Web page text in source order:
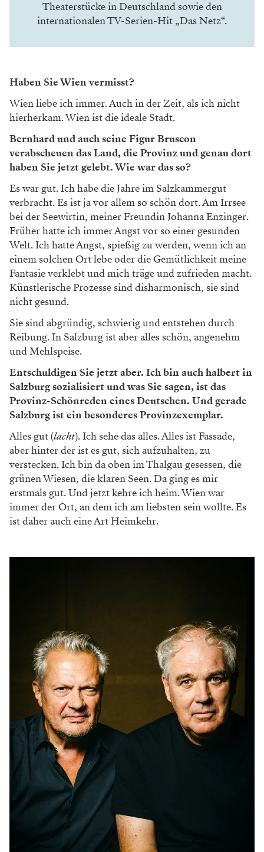
Theaterstücke in Deutschland sowie den
internationalen TV-Serien-Hit „Das Netz“.
Haben Sie Wien vermisst?
Wien liebe ich immer. Auch in der Zeit, als ich nicht
hierherkam. Wien ist dieideale Stadt.
Bernhard und auch seine Figur Bruscon
verabscheuen das Land, die Provinz und genau dort
haben Sie jetzt gelebt. Wie war das so?
Es war gut. Ich habe die Jahre im Salzkammergut
verbracht. Es ist ja vor allem so schön dort. Am Irrsee
bei der Seewirtin, meiner Freundin Johanna Enzinger.
Früher hatte ich immer Angst vor so einergesunden
Welt. Ich hatte Angst, spießigzu werden, wenn ich an
einem solchen Ort lebe oder die Gemütlichkeit meine
Fantasie verklebt und mich träge undzufrieden macht.
Künstlerische Prozesse sind disharmonisch, sie sind
nicht gesund.
Sie sind abgründig, schwierig und entstehen durch
Reibung. In Salzburg ist aber alles schön, angenehm
und Mehlspeise.
Entschuldigen Sie jetzt aber. Ichbin auch halbert in
Salzburgsozialisiert und was Sie sagen, istdas
Provinz-Schönreden einesDeutschen. Und gerade
Salzburgist ein besonderes Provinzexemplar.
Alles gut(lacht).Ich sehe das alles. Allesist Fassade,
aber hinter der ist es gut, sichaufzuhalten, zu
verstecken. Ich bin daoben im Thalgau gesessen, die
grünenWiesen, die klaren Seen. Da ging es mir
erstmals gut. Und jetzt kehre ich heim.Wien war
immer der Ort, an dem icham liebsten sein wollte. Es
ist daher aucheine Art Heimkehr.